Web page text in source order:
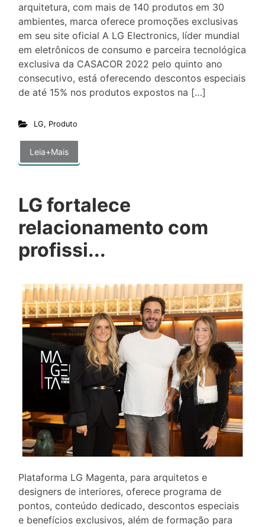
arquitetura, com mais de 140 produtos em 30
ambientes, marca oferece promoções exclusivas
em seu site oficial A LG Electronics, líder mundial
em eletrônicos de consumo e parceira tecnológica
exclusiva da CASACOR 2022 pelo quinto ano
consecutivo, está oferecendo descontos especiais
de até 15% nos produtos expostos na […]
LG, Produto
Leia+Mais
LG fortalece
relacionamento com
profissi...
Plataforma LG Magenta, para arquitetos e
designers de interiores, oferece programa de
pontos, conteúdo dedicado, descontos especiais
e benefícios exclusivos, além de formação para